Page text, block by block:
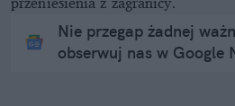
Nie przegap żadnej
obserwuj nas w Google